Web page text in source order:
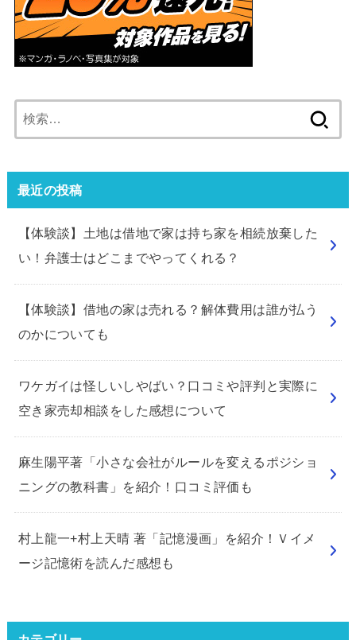
索:
最近の投稿
【体験談】土地は借地で家は持ち家を相続放棄した
い！弁護士はどこまでやってくれる？
【体験談】借地の家は売れる？解体費用は誰が払う
のかについても
ワケガイは怪しいしやばい？口コミや評判と実際に
空き家売却相談をした感想について
麻生陽平著「小さな会社がルールを変えるポジショ
ニングの教科書」を紹介！口コミ評価も
村上龍一+村上天晴 著「記憶漫画」を紹介！Ｖイメ
ージ記憶術を読んだ感想も